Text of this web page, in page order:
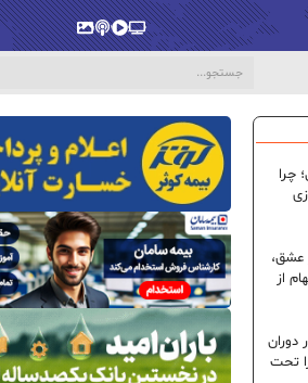
پخش‌زندهویدیو
پادکستگالری
چرا
عشق،
از
دوران
تحت